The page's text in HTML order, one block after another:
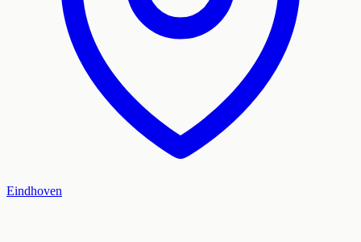
Eindhoven